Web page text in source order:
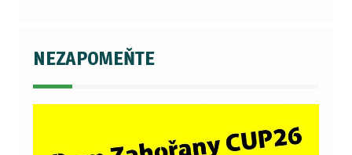
NEZAPOMEŇTE